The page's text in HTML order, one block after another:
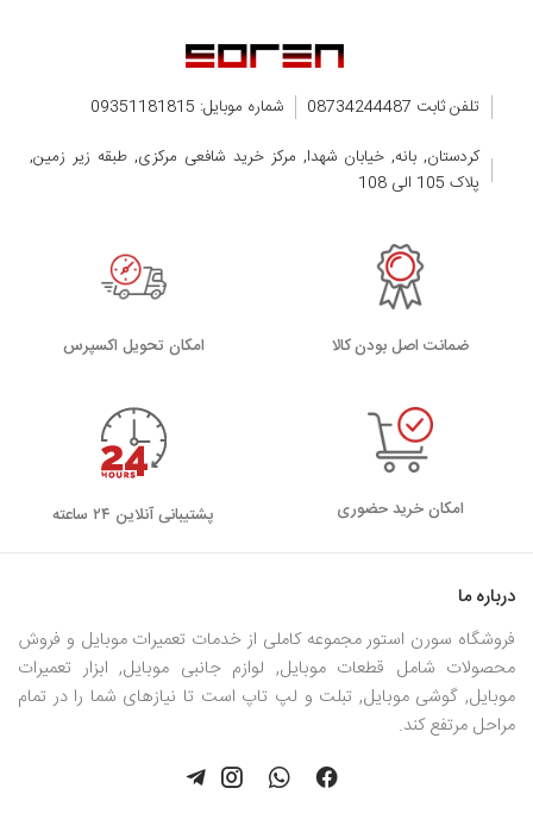
تلفن ثابت 08734244487
شماره موبایل: 09351181815
کردستان, بانه, خیابان شهدا, مرکز خرید شافعی مرکزی, طبقه زیر زمین,
پلاک 105 الی 108
ضمانت اصل بودن کالا اﻣﮑﺎن ﺗﺤﻮﯾﻞ اﮐﺴﭙﺮس
امکان خرید حضوری پشتیبانی آنلاین ۲۴ ساعته
درباره ما
فروشگاه سورن استور مجموعه کاملی از خدمات تعمیرات موبایل و فروش
محصولات شامل قطعات موبایل, لوازم جانبی موبایل, ابزار تعمیرات
موبایل, گوشی موبایل, تبلت و لپ تاپ است تا نیازهای شما را در تمام
مراحل مرتفع کند.